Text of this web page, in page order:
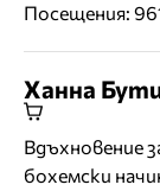
Посещения:
Ханна
Вдъхновение
бохемски